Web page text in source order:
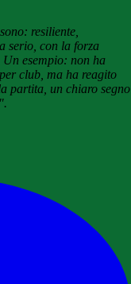
sono: resiliente,
serio, con la forza
esempio: non ha
club, ma ha reagito
partita, un chiaro segno